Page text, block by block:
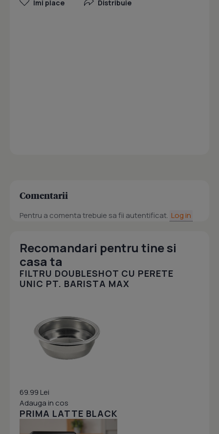
Îmi place Distribuie
Comentarii
Pentru a comenta trebuie sa fii autentificat. Log in
Recomandari pentru tine si
casa ta
FILTRU DOUBLESHOT CU PERETE
UNIC PT. BARISTA MAX
69.99 Lei
Adauga in cos
PRIMA LATTE BLACK